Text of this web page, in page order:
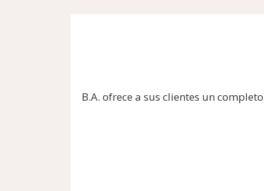
B.A. ofrece a sus clientes un